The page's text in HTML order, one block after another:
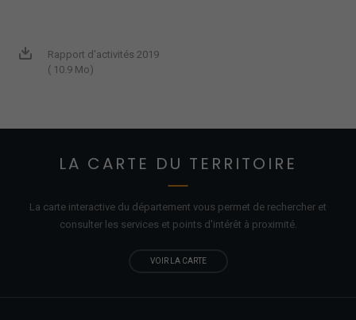
Rapport d'activités 2019
( 10.9 Mo)
LA CARTE DU TERRITOIRE
La carte interactive du département vous permet de rechercher et
consulter les services et points d'intérêt à proximité.
VOIR LA CARTE